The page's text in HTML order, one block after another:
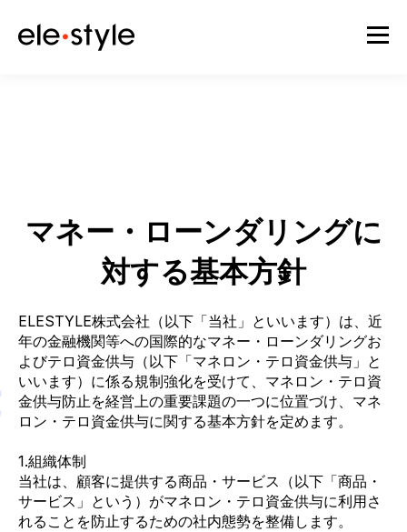
マネー・ローンダリングに
対する基本方針
ELESTYLE株式会社（以下「当社」といいます）は、近
年の金融機関等への国際的なマネー・ローンダリングお
よびテロ資金供与（以下「マネロン・テロ資金供与」と
いいます）に係る規制強化を受けて、マネロン・テロ資
金供与防止を経営上の重要課題の一つに位置づけ、マネ
ロン・テロ資金供与に関する基本方針を定めます。
1.組織体制
当社は、顧客に提供する商品・サービス（以下「商品・
サービス」という）がマネロン・テロ資金供与に利用さ
れることを防止するための社内態勢を整備します。